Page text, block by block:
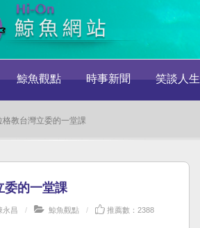
鯨魚觀點 時事新聞 笑談人生
格教台灣立委的一堂課
委的一堂課
永昌 鯨魚觀點 推薦數：2388